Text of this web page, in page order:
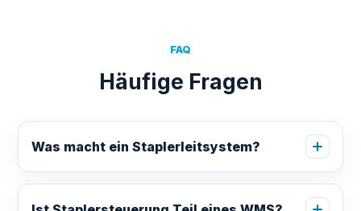
FAQ
Häufige Fragen
Was macht ein Staplerleitsystem?